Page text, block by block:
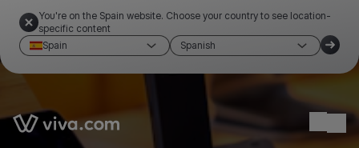
You're on the Spain website. Choose your country to see location-
specific content
Spain
Spanish
Link to the homepage